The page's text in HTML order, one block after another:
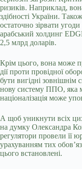
ризиків. Наприклад,
здібності України.
остаточно зірвати
арабський холдинг
2,5 млрд доларів.
Крім цього, вона може
дії проти провідної
бути вигідні
нову систему ППО, яка
націоналізація може
А щоб уникнути всіх цих
на думку Олександра
регулятори провели її
урахуванням тих
цього встановлені.